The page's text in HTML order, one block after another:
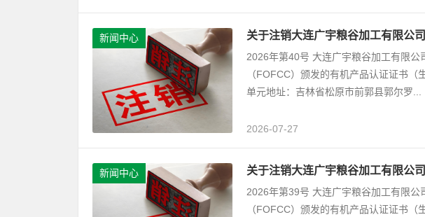
新闻中心 关于注销大连广宇粮谷加工有限公
2026年第40号 大连广宇粮谷加工有限
（FOFCC）颁发的有机产品认证证书
单元地址：吉林省松原市前郭县郭尔罗...
2026-07-27
新闻中心 关于注销大连广宇粮谷加工有限公
2026年第39号 大连广宇粮谷加工有限
（FOFCC）颁发的有机产品认证证书